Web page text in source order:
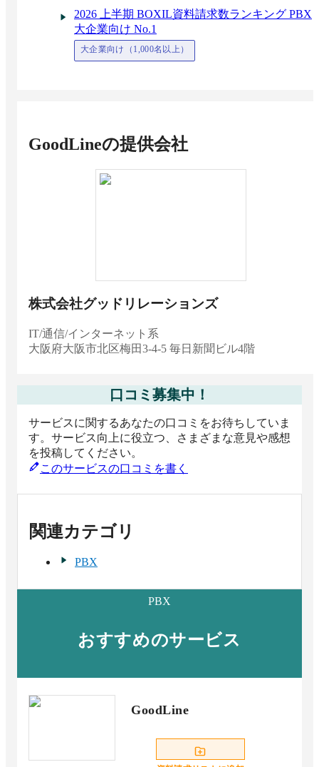
大手・大企業向けクラウドPBXおすすめ比較8
選 – シェアランキング・選び方ポイント
おすすめのPBXアプリ比較！導入メリット・注
意点
2026 上半期 BOXIL資料請求数ランキング PBX
大企業向け No.1
大企業向け（1,000名以上）
GoodLineの提供会社
株式会社グッドリレーションズ
IT/通信/インターネット系
大阪府大阪市北区梅田3-4-5 毎日新聞ビル4階
口コミ募集中！
サービスに関するあなたの口コミをお待ちしていま
す。サービス向上に役立つ、さまざまな意見や感想
を投稿してください。
このサービスの口コミを書く
関連カテゴリ
PBX
PBX
おすすめのサービス
GoodLine